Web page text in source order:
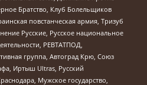
Братство, Клуб Болельщиков
повстанческая армия, Тризуб
Русские, Русское национальное
РЕВТАТПОД,
группа, Автоград Крю, Союз
Иртыш Ultras, Русский
Мужское государство,